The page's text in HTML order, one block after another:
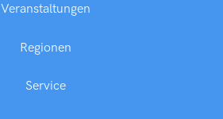
Veranstaltungen
Regionen
Service